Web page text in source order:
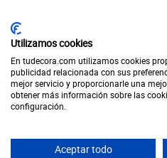
PAGO 100% SEGURO
Utilizamos cookies
En tudecora.com utilizamos cookies
publicidad relacionada con sus
mejor servicio y proporcionarle una
obtener más información sobre las
configuración.
Aceptar todo